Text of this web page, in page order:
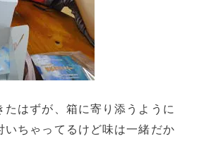
たはずが、箱に寄り添うように
いちゃってるけど味は一緒だか